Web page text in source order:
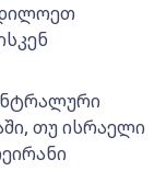
თუ ისრაელი